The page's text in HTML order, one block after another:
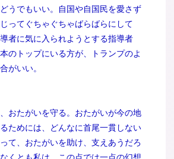
うでもいい。自国や自国民を愛さず
ってぐちゃぐちゃばらばらにして
者に気に入られようとする指導者
のトップにいる方が、トランプのよ
がいい。
おたがいを守る。おたがいが今の地
ためには、どんなに首尾一貫しない
て、おたがいを助け、支えあうだろ